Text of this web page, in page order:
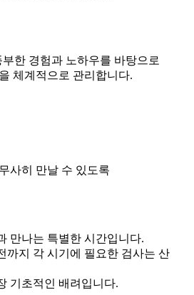
한 경험과 노하우를 바탕으로
체계적으로 관리합니다.
사히 만날 수 있도록
만나는 특별한 시간입니다.
까지 각 시기에 필요한 검사는 산
기초적인 배려입니다.